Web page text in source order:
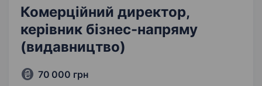
Комерційний директор,
керівник бізнес-напряму
(видавництво)
70 000 грн